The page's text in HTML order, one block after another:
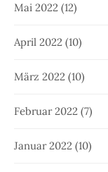
Mai 2022 (12)
April 2022 (10)
März 2022 (10)
Februar 2022 (7)
Januar 2022 (10)